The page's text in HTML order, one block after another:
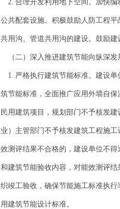
2. 合理开发利用地下空间。加快编
公共配套设施。积极鼓励人防工程
共用沟、管道共用沟的建设。鼓励
（二）深入推进建筑节能向纵深发
1. 严格执行建筑节能标准。建设单
筑节能标准，全面推广应用外墙自
民用建筑项目，规划部门不予核发
业）主管部门不予核发建筑工程施
效测评结果不合格的，建设单位不
和建筑节能验收内容，对能效测评
织竣工验收，确保节能施工标准执
用建筑节能设计标准。